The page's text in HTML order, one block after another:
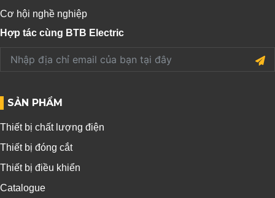
Cơ hội nghề nghiệp
Hợp tác cùng BTB Electric
SẢN PHẨM
Thiết bị chất lượng điện
Thiết bị đóng cắt
Thiết bị điều khiển
Catalogue